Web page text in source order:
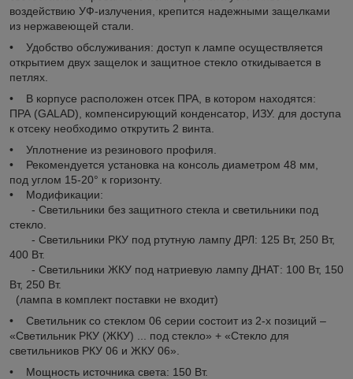
воздействию УФ-излучения, крепится надежными защелками
из нержавеющей стали.
• Удобство обслуживания: доступ к лампе осуществляется
открытием двух защелок и защитное стекло откидывается в
петлях.
• В корпусе расположен отсек ПРА, в котором находятся:
ПРА (GALAD), компенсирующий конденсатор, ИЗУ. для доступа
к отсеку необходимо открутить 2 винта.
• Уплотнение из резинового профиля.
• Рекомендуется установка на консоль диаметром 48 мм,
под углом 15-20° к горизонту.
• Модификации:
- Светильники без защитного стекла и светильники под
стекло.
- Светильники РКУ под ртутную лампу ДРЛ: 125 Вт, 250 Вт,
400 Вт.
- Светильники ЖКУ под натриевую лампу ДНАТ: 100 Вт, 150
Вт, 250 Вт.
(лампа в комплект поставки не входит)
• Светильник со стеклом 06 серии состоит из 2-х позиций –
«Светильник РКУ (ЖКУ) ... под стекло» + «Стекло для
светильников РКУ 06 и ЖКУ 06».
• Мощность источника света: 150 Вт.